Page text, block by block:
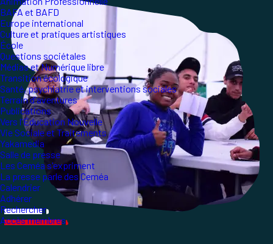
BAFA et BAFD
Europe international
Culture et pratiques artistiques
École
Questions sociétales
Médias et Numérique libre
Transition écologique
Santé, psychiatrie et interventions sociales
Terrain d'aventures
Publications
Vers l'Éducation Nouvelle
Vie Sociale et Traitements
Yakamedia
Salle de presse
Les Ceméa s'expriment
La presse parle des Ceméa
Calendrier
Adhérer
Rechercher
Accès membres